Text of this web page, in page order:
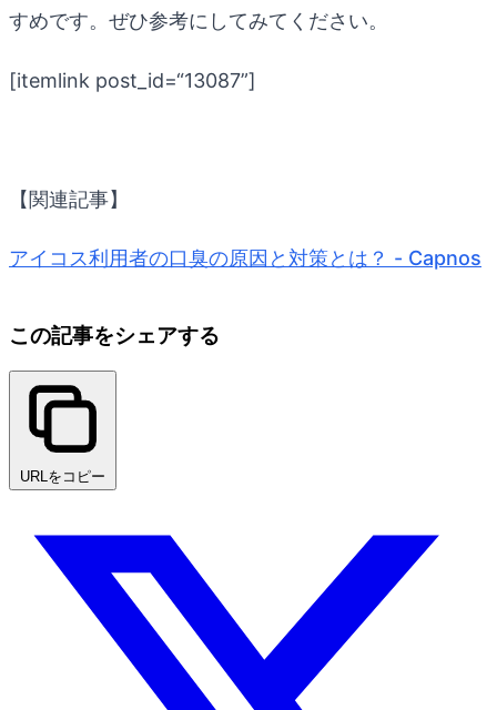
すめです。ぜひ参考にしてみてください。
[itemlink post_id=“13087”]
【関連記事】
アイコス利用者の口臭の原因と対策とは？ - Capnos
この記事をシェアする
URLをコピー